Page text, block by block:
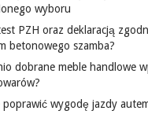
wyboru
PZH oraz deklaracją
betonowego szamba?
dobrane meble handlowe
poprawić wygodę jazdy